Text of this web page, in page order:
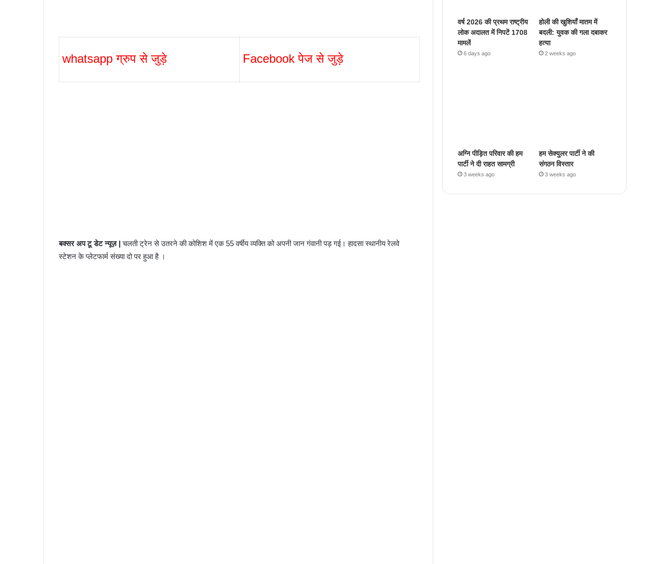
whatsapp ग्रुप से जुड़े Facebook पेज से जुड़े
बक्सर अप टू डेट न्यूज़ | चलती ट्रेन से उतरने की कोशिश में एक 55 वर्षीय व्यक्ति को अपनी जान गंवानी पड़ गई। हादसा स्थानीय रेलवे
स्टेशन के प्लेटफार्म संख्या दो पर हुआ है ।
वर्ष 2026 की प्रथम राष्ट्रीय
लोक अदालत में निपटें 1708
मामलें
6 days ago
होली की खुशियाँ मातम में
बदली: युवक की गला दबाकर
हत्या
2 weeks ago
अग्नि पीड़ित परिवार की हम
पार्टी ने दी राहत सामग्री
3 weeks ago
हम सेक्युलर पार्टी ने की
संगठन विस्तार
3 weeks ago